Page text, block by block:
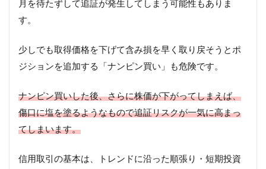
月を待たずして追証が発生してしまう可能性もありま
す。
少しでも取得価格を下げて含み損を早く取り戻そうとポ
ジションを追加する「ナンピン買い」も危険です。
ナンピン買いした後、さらに株価が下がってしまえば、
傷口に塩を塗るようなもので追証リスクが一気に高まっ
てしまいます。
信用取引の基本は、トレンドに沿った順張り・短期投資